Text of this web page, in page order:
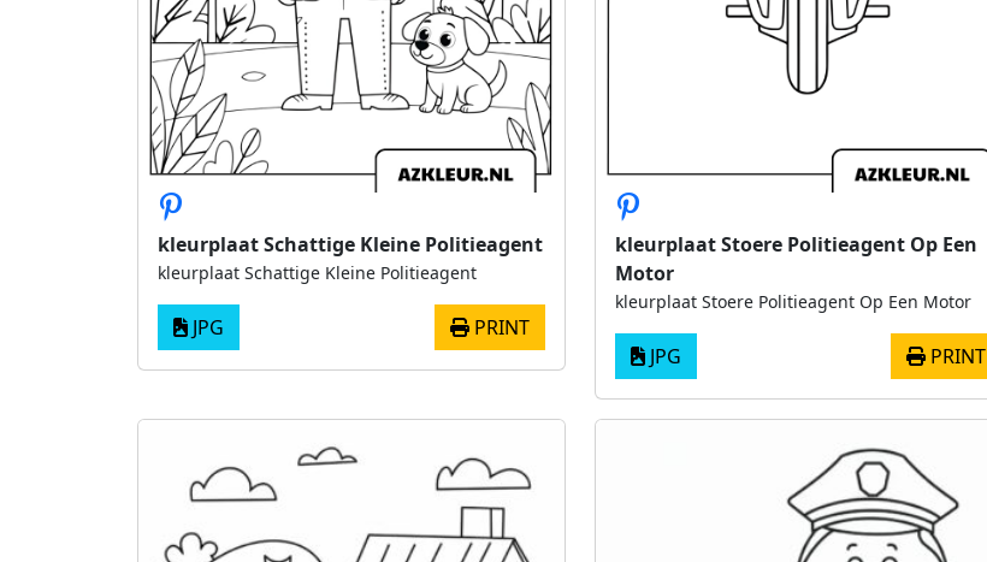
kleurplaat Schattige Kleine Politieagent
kleurplaat Schattige Kleine Politieagent
JPG PRINT
kleurplaat Stoere Politieagent Op Een
Motor
kleurplaat Stoere Politieagent Op Een Motor
JPG PRINT